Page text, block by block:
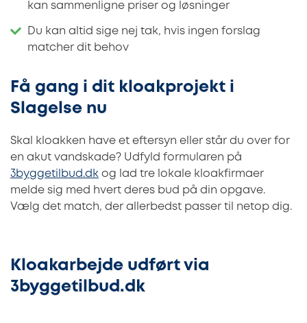
kan sammenligne priser og løsninger
Du kan altid sige nej tak, hvis ingen forslag
matcher dit behov
Få gang i dit kloakprojekt i
Slagelse nu
Skal kloakken have et eftersyn eller står du over for
en akut vandskade? Udfyld formularen på
3byggetilbud.dk og lad tre lokale kloakfirmaer
melde sig med hvert deres bud på din opgave.
Vælg det match, der allerbedst passer til netop dig.
Kloakarbejde udført via
3byggetilbud.dk